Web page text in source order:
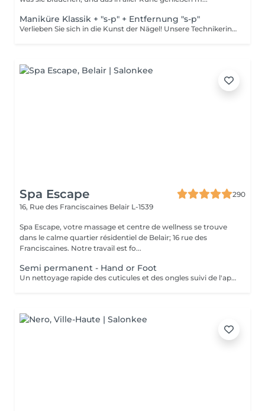
Maniküre Klassik + "s-p" + Entfernung "s-p"
Verlieben Sie sich in die Kunst der Nägel! Unsere Technikerinnen werden effektiv abgestorbene Hautzellen entfernen, die Nägel in Form bringen und feilen sowie die äußere Oberfläche polieren. Dann wird ein semi-permanenter Nagellack aufgetragen. Er sieht aus wie ein normaler Nagellack, hält aber viel länger auf Ihren Nägeln. Fantastisch, oder? Er wird in einer LED-Lampe getrocknet und hält wochenlang. Unsere Meisterinnen bieten klassische, Hardware- oder kombinierte Maniküre an. Wie wird die Maniküre mit semi-permanent Nagellack durchgeführt? - entfernen des alten semi-permanenten Lacks (falls erforderlich) - rauhe Haut wird entfernt - die Form der Nagelplatte wird korrigiert - die Nagelhaut und seitlichen Rillen werden korrigiert - Semi-permanenter Nagellack wird aufgetragen - Nagelhautöl und Handcreme werden aufgetragen Altersbeschränkungen: empfohlen ab 16 Jahren. Empfehlungen nach dem Eingriff: es gibt keine speziellen Empfehlungen nach diesem Verfahren. Frequenz: einmal in 3 Wochen.
Spa Escape
290
16, Rue des Franciscaines Belair L-1539
Spa Escape, votre massage et centre de wellness se trouve
dans le calme quartier résidentiel de Belair; 16 rue des
Franciscaines. Notre travail est fo...
Semi permanent - Hand or Foot
Un nettoyage rapide des cuticules et des ongles suivi de l'application d'un vernis à ongles semi-permanent de votre choix.